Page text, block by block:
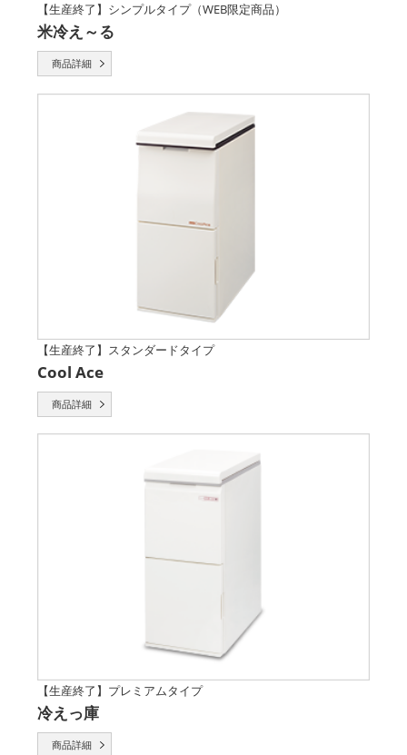
【生産終了】シンプルタイプ（WEB限定商品）
米冷え～る
商品詳細
【生産終了】スタンダードタイプ
Cool Ace
商品詳細
【生産終了】プレミアムタイプ
冷えっ庫
商品詳細